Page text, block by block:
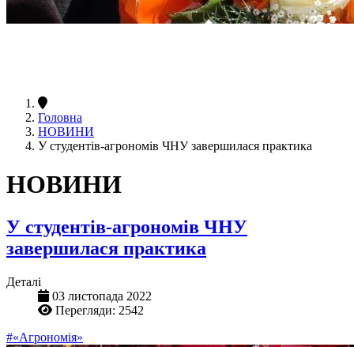
Головна
НОВИНИ
У студентів-агрономів ЧНУ завершилася практика
НОВИНИ
У студентів-агрономів ЧНУ
завершилася практика
Деталі
03 листопада 2022
Перегляди: 2542
#«Агрономія»